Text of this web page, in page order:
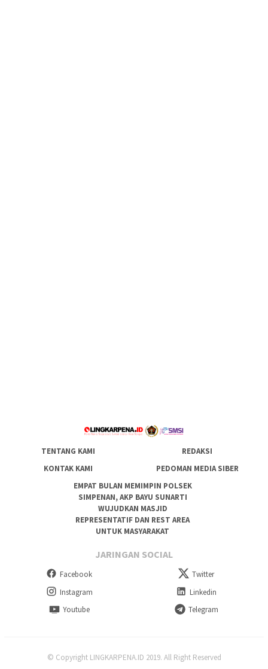
TENTANG KAMI
REDAKSI
KONTAK KAMI
PEDOMAN MEDIA SIBER
EMPAT BULAN MEMIMPIN POLSEK
SIMPENAN, AKP BAYU SUNARTI
WUJUDKAN MASJID
REPRESENTATIF DAN REST AREA
UNTUK MASYARAKAT
JARINGAN SOCIAL
Facebook
Twitter
Instagram
Linkedin
Youtube
Telegram
© Copyright LINGKARPENA.ID 2019. All Right Reserved